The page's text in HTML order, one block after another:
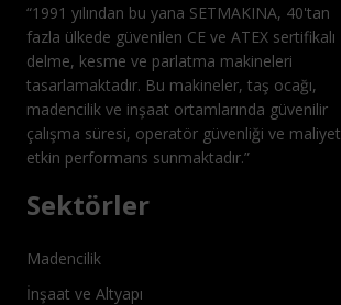
“1991 yılından bu yana SETMAKINA, 40'tan
fazla ülkede güvenilen CE ve ATEX sertifikalı
delme, kesme ve parlatma makineleri
tasarlamaktadır. Bu makineler, taş ocağı,
madencilik ve inşaat ortamlarında güvenilir
çalışma süresi, operatör güvenliği ve maliyet
etkin performans sunmaktadır.”
Sektörler
Madencilik
İnşaat ve Altyapı